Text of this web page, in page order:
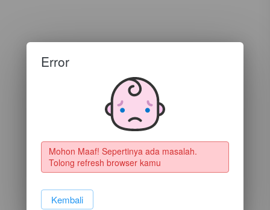
Error
Mohon Maaf! Sepertinya ada masalah.
Tolong refresh browser kamu
`Kembali